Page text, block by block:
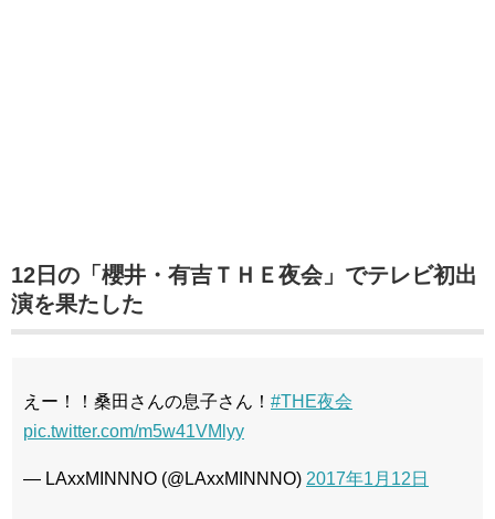
12日の「櫻井・有吉ＴＨＥ夜会」でテレビ初出
演を果たした
えー！！桑田さんの息子さん！ #THE夜会
pic.twitter.com/m5w41VMlyy
— LAxxMINNNO (@LAxxMINNNO) 2017年1月12日